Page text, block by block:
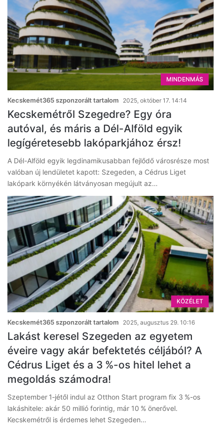
MINDENMÁS
Kecskemét365 szponzorált tartalom 2025, október 17. 14:14
Kecskemétről Szegedre? Egy óra
autóval, és máris a Dél-Alföld egyik
legígéretesebb lakóparkjához érsz!
A Dél-Alföld egyik legdinamikusabban fejlődő városrésze most
valóban új lendületet kapott: Szegeden, a Cédrus Liget
lakópark környékén látványosan megújult az…
KÖZÉLET
Kecskemét365 szponzorált tartalom 2025, augusztus 29. 10:16
Lakást keresel Szegeden az egyetem
éveire vagy akár befektetés céljából? A
Cédrus Liget és a 3 %-os hitel lehet a
megoldás számodra!
Szeptember 1‑jétől indul az Otthon Start program fix 3 %-os
lakáshitele: akár 50 millió forintig, már 10 % önerővel.
Kecskemétről is érdemes lehet Szegeden…